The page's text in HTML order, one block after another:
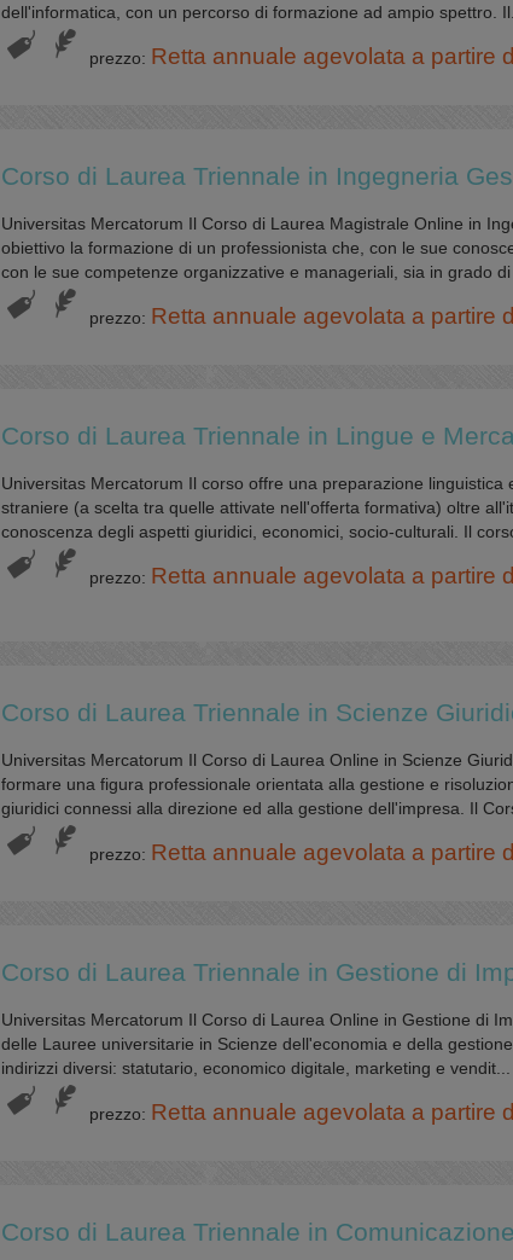
dell'informatica, con un percorso di formazione ad ampio spettro.
prezzo: Retta annuale agevolata a partire
Corso di Laurea Triennale in Ingegneria
Universitas Mercatorum Il Corso di Laurea Magistrale Online in
obiettivo la formazione di un professionista che, con le sue
con le sue competenze organizzative e manageriali, sia in grado di
prezzo: Retta annuale agevolata a partire
Corso di Laurea Triennale in Lingue e
Universitas Mercatorum Il corso offre una preparazione linguistica
straniere (a scelta tra quelle attivate nell'offerta formativa) oltre
conoscenza degli aspetti giuridici, economici, socio-culturali. Il
prezzo: Retta annuale agevolata a partire
Corso di Laurea Triennale in Scienze
Universitas Mercatorum Il Corso di Laurea Online in Scienze
formare una figura professionale orientata alla gestione e
giuridici connessi alla direzione ed alla gestione dell'impresa. Il
prezzo: Retta annuale agevolata a partire
Corso di Laurea Triennale in Gestione di
Universitas Mercatorum Il Corso di Laurea Online in Gestione di
delle Lauree universitarie in Scienze dell'economia e della
indirizzi diversi: statutario, economico digitale, marketing e vendit...
prezzo: Retta annuale agevolata a partire
Corso di Laurea Triennale in